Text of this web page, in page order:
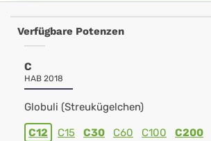
Verfügbare Potenzen
C
HAB 2018
Globuli (Streukügelchen)
C12 C15 C30 C60 C100 C200